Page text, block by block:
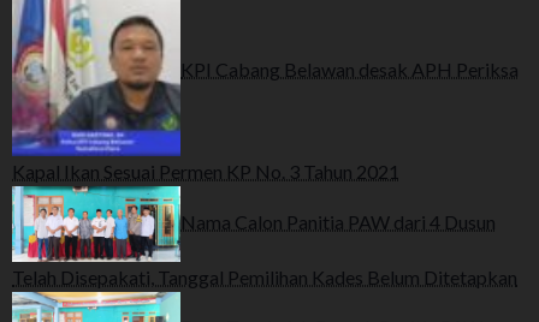
KPI Cabang Belawan desak APH Periksa
Kapal Ikan Sesuai Permen KP No. 3 Tahun 2021
Nama Calon Panitia PAW dari 4 Dusun
Telah Disepakati, Tanggal Pemilihan Kades Belum Ditetapkan